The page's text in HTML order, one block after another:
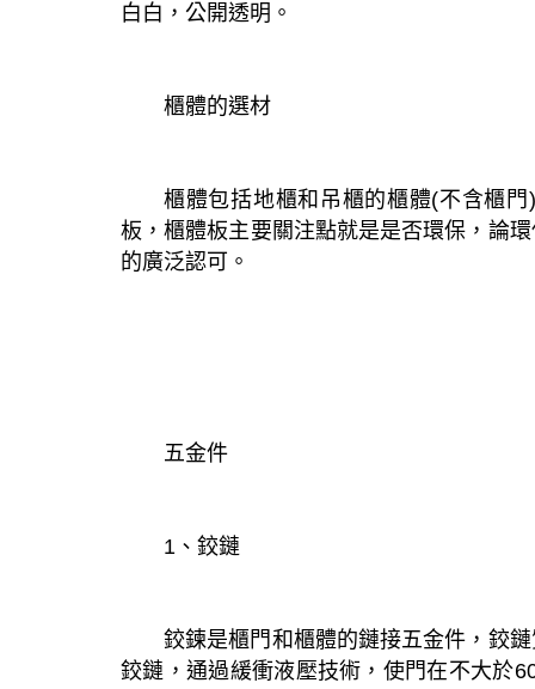
白白，公開透明。
櫃體的選材
櫃體包括地櫃和吊櫃的櫃體(不含櫃
板，櫃體板主要關注點就是是否環保，論
的廣泛認可。
五金件
1、鉸鏈
鉸鍊是櫃門和櫃體的鏈接五金件，鉸
鉸鏈，通過緩衝液壓技術，使門在不大於